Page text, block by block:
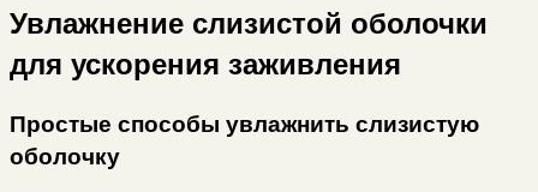
Увлажнение слизистой оболочки
для ускорения заживления
Простые способы увлажнить слизистую
оболочку